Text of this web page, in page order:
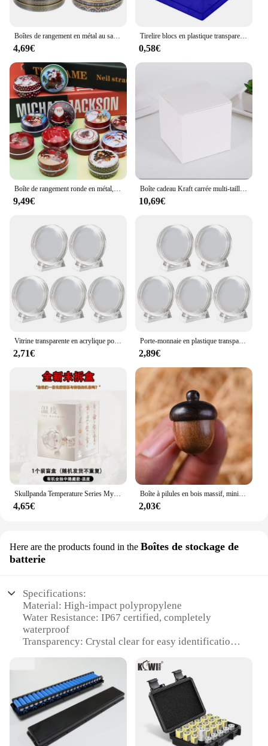
4,69€
Tirelire blocs en plastique transparent, boîte d'économie de nuit de construction, tirelire, mallette de rangement de pièces de monnaie, boîtes à monnaie, jouet pour enfant, cadeau, décoration d'intérieur
0,58€
9,49€
Boîte cadeau Kraft carrée multi-taille, 20/50 pièces, noir, blanc, marron, emballage pliable, boîte à proposition pour fête d'anniversaire de la mariée
10,69€
Vitrine transparente en acrylique pour pièces de monnaie, boîte à médaille commémorative pour protéger vos pièces de 17mm, 20mm, 25mm, 27mm, 30mm, 33mm, 38mm, 40mm, 4cm, 5 pièces
2,71€
Porte-monnaie en plastique transparent, vitrine en acrylique, boîte de protection pour médaille commémorative, boîte de collecte 17-38mm, 4cm, 5 pièces
2,89€
Skullpanda Temperature Series Mysterious Box Toys, Sp8 Generation Blind Box, Model Figure, Desktop Decoration, Wisure Gift, Hot
4,65€
Boîte à pilules en bois massif, mini caisse de sauvetage en bois de santal, conteneur pour petits objets, stockage de granulés en forme de gland, 1 pièce
2,03€
Here are the products found in the Boîtes de stockage de
batterie
Specifications:
Material: High-impact polypropylene
Water Resistance: IP67 certified, completely
waterproof
Transparency: Crystal clear for easy identification
Durability: Strong and sturdy construction for long-
Size Options: Available in multiple sizes to
accommodate various battery types
Versatility: Ideal for storing and transporting
batteries in a range of environments